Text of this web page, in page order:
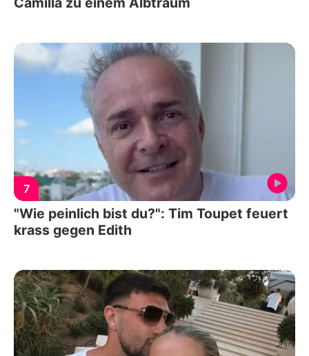
7
"Wie peinlich bist du?": Tim Toupet feuert
krass gegen Edith